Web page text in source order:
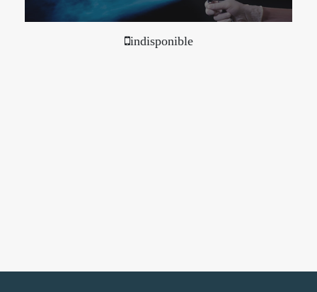
indisponible